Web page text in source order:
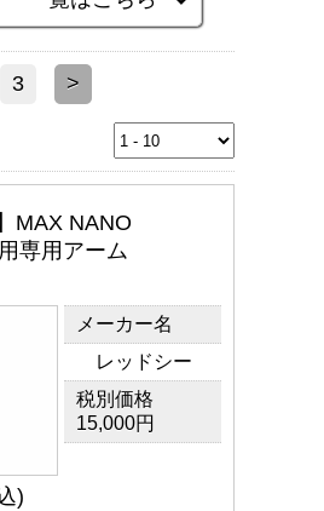
3 >
MAX NANO
専用アーム
)
メーカー名
レッドシー
税別価格
15,000円